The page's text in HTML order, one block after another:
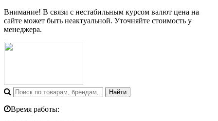
Внимание! В связи с нестабильным курсом валют цена на
сайте может быть неактуальной. Уточняйте стоимость у
менеджера.
Время работы: